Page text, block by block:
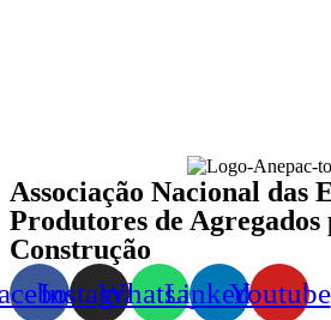
Associação Nacional das
Produtores de Agregados
Construção
InstagramWhatsappLinkedinYoutube